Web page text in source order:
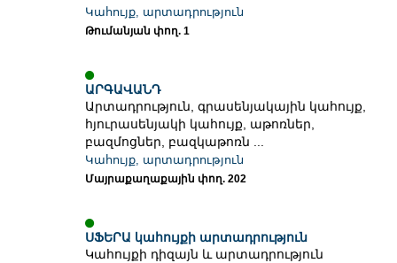
Կահույք, արտադրություն
Թումանյան փող. 1
ԱՐԳԱՎԱՆԴ
Արտադրություն, գրասենյակային կահույք,
հյուրասենյակի կահույք, աթոռներ,
բազմոցներ, բազկաթոռն ...
Կահույք, արտադրություն
Մայրաքաղաքային փող. 202
ՍՖԵՐԱ կահույքի արտադրություն
Կահույքի դիզայն և արտադրություն